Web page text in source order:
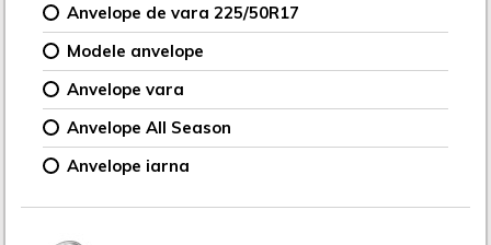
Anvelope de vara 225/50R17
Modele anvelope
Anvelope vara
Anvelope All Season
Anvelope iarna